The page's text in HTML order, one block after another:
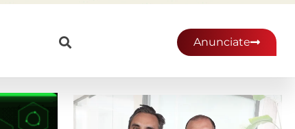
Anunciate